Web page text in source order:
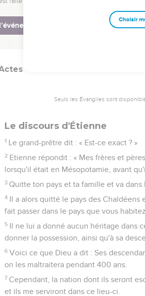
15 Tous ceux qui siégeaient au
Actes
Seuls les Évangiles sont
Le discours d'Étienne
1 Le grand-prêtre dit : « Est-ce exact ? »
2 Etienne répondit : « Mes frères et
lorsqu'il était en Mésopotamie, avant
3 Quitte ton pays et ta famille et va dans
4 Il a alors quitté le pays des Chaldéens
fait passer dans le pays que vous
5 Il ne lui a donné aucun héritage dans
donner la possession, ainsi qu'à sa
6 Voici ce que Dieu a dit : Ses
on les maltraitera pendant 400 ans.
7 Cependant, la nation dont ils seront
et ils me serviront dans ce lieu-ci.
Choisir